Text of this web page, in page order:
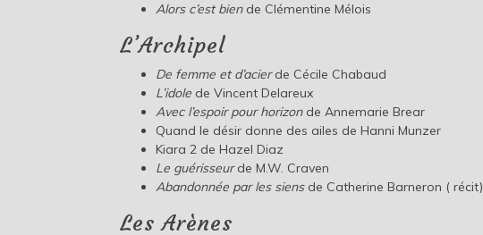
Alors c’est biende Clémentine Mélois
L’Archipel
De femme et d’acierde Cécile Chabaud
L’idole de Vincent Delareux
Avec l’espoir pour horizonde Annemarie Brear
Quand le désir donne des ailes de Hanni Munzer
Kiara 2 de Hazel Diaz
Le guérisseurde M.W. Craven
Abandonnée par les siensde Catherine Barneron ( récit)
Les Arènes